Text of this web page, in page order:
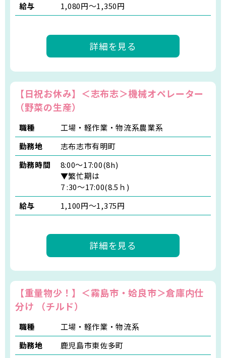
給与
1,080円～1,350円
詳細を見る
【日祝お休み】＜志布志＞機械オペレーター
（野菜の生産）
職種
工場・軽作業・物流系農業系
勤務地
志布志市有明町
勤務時間
8:00～17:00(8h)
▼繁忙期は
7 :30～17:00(8.5ｈ)
給与
1,100円～1,375円
詳細を見る
【重量物少！】＜霧島市・姶良市＞倉庫内仕
分け （チルド）
職種
工場・軽作業・物流系
勤務地
鹿児島市東佐多町